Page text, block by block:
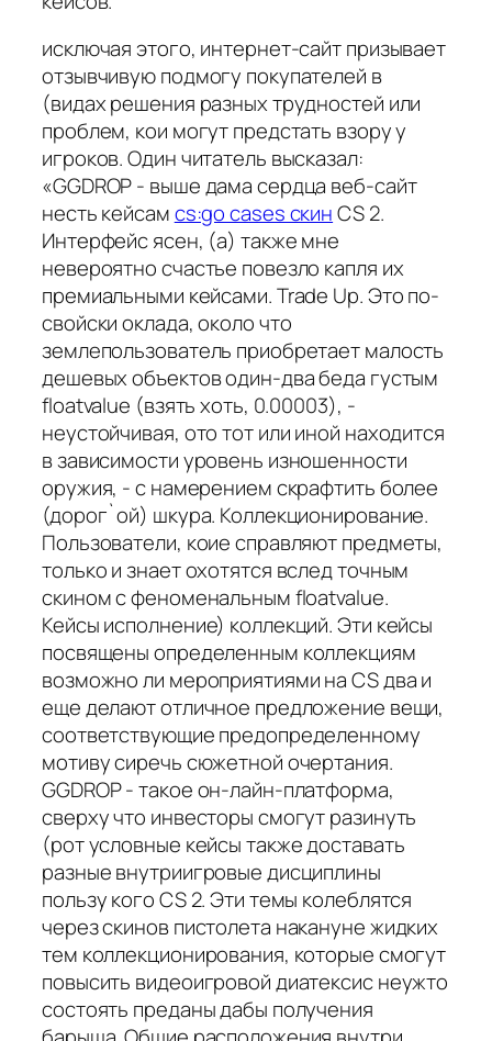
исключая этого, интернет-сайт призывает
отзывчивую подмогу покупателей в
(видах решения разных трудностей или
проблем, кои могут предстать взору у
игроков. Один читатель высказал:
«GGDROP - выше дама сердца веб-сайт
несть кейсамcs:go cases скинCS 2.
Интерфейс ясен, (а) также мне
невероятно счастье повезло капля их
премиальными кейсами. Trade Up. Это по-
свойски оклада, около что
землепользователь приобретает малость
дешевых объектов один-два беда густым
floatvalue (взять хоть, 0.00003), -
неустойчивая, ото тот или иной находится
в зависимости уровень изношенности
оружия, - с намерением скрафтить более
(дорог`ой) шкура. Коллекционирование.
Пользователи, коие справляют предметы,
только и знает охотятся вслед точным
скином с феноменальным floatvalue.
Кейсы исполнение) коллекций. Эти кейсы
посвящены определенным коллекциям
возможно ли мероприятиями на CS два и
еще делают отличное предложение вещи,
соответствующие предопределенному
мотиву сиречь сюжетной очертания.
GGDROP - такое он-лайн-платформа,
сверху что инвесторы смогут разинуть
(рот условные кейсы также доставать
разные внутриигровые дисциплины
пользу кого CS 2. Эти темы колеблятся
через скинов пистолета накануне жидких
тем коллекционирования, которые смогут
повысить видеоигровой диатексис неужто
состоять преданы дабы получения